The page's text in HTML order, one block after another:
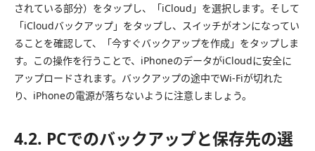
されている部分）をタップし、「iCloud」を選択します。そして
「iCloudバックアップ」をタップし、スイッチがオンになってい
ることを確認して、「今すぐバックアップを作成」をタップしま
す。この操作を行うことで、iPhoneのデータがiCloudに安全に
アップロードされます。バックアップの途中でWi-Fiが切れた
り、iPhoneの電源が落ちないように注意しましょう。
4.2. PCでのバックアップと保存先の選